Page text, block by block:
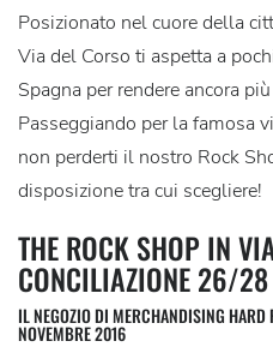
Posizionato nel cuore della
Via del Corso ti aspetta a
Spagna per rendere ancora
Passeggiando per la famosa
non perderti il nostro Rock
disposizione tra cui scegliere!
THE ROCK SHOP IN
CONCILIAZIONE 26/28
IL NEGOZIO DI MERCHANDISING
NOVEMBRE 2016